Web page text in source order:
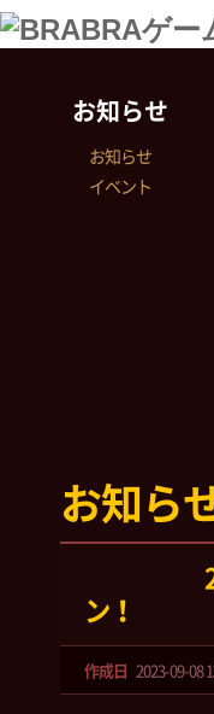
お知らせ
お知らせ
イベント
お知ら
ン！
作成日 2023-09-08